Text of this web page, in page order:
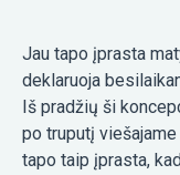
Jau tapo įprasta
deklaruoja
Iš pradžių ši
po truputį
tapo taip įprasta,